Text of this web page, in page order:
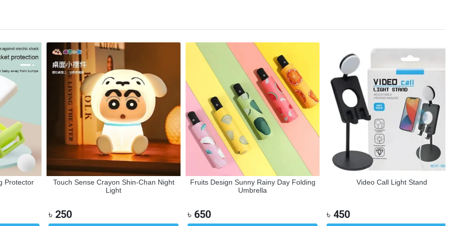
Touch Sense Crayon Shin-Chan Night
Light
250
Fruits Design Sunny Rainy Day Folding
Umbrella
650
Video Call Light Stand
450